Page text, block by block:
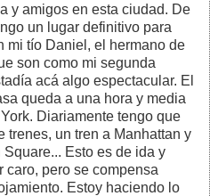
y amigos en esta ciudad. De
un lugar definitivo para
mi tío Daniel, el hermano de
son como mi segunda
acá algo espectacular. El
queda a una hora y media
Diariamente tengo que
trenes, un tren a Manhattan y
Square... Esto es de ida y
caro, pero se compensa
Estoy haciendo lo